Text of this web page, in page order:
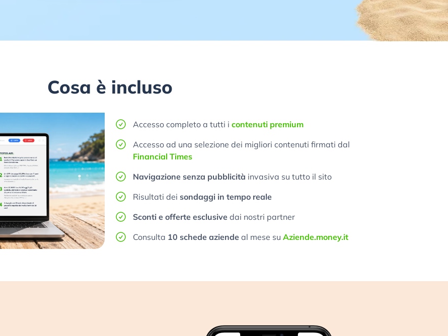
Cosa è incluso
Accesso completo a tutti i contenuti premium
Accesso ad una selezione dei migliori contenuti firmati dal
Financial Times
Navigazione senza pubblicità invasiva su tutto il sito
Risultati dei sondaggi in tempo reale
Sconti e offerte esclusive dai nostri partner
Consulta 10 schede aziende al mese su Aziende.money.it